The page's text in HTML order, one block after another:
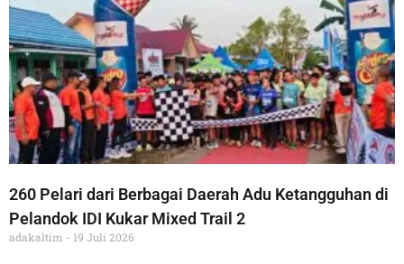
260 Pelari dari Berbagai Daerah Adu Ketangguhan di
Pelandok IDI Kukar Mixed Trail 2
adakaltim 19 Juli 2026